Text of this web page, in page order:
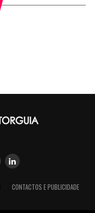
CONTACTOS E PUBLICIDADE